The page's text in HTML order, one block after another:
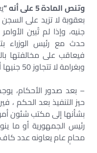
وتنص المادة 5 على أنه “
جنيه، وإذا لم تُبين
حدث مع رئيس الوزراء
فيعاقب على مخالفتها
وبغرامة لا تتجاوز 50 جنيها أو بإحدى هاتين العقوبتين”.
– بعد صدور الأحكام،
حيز التنفيذ بعد الحكم
بشأنها إلى مكتب شئون
رئيس الجمهورية أو ما
محامٍ عام يعاونه عدد